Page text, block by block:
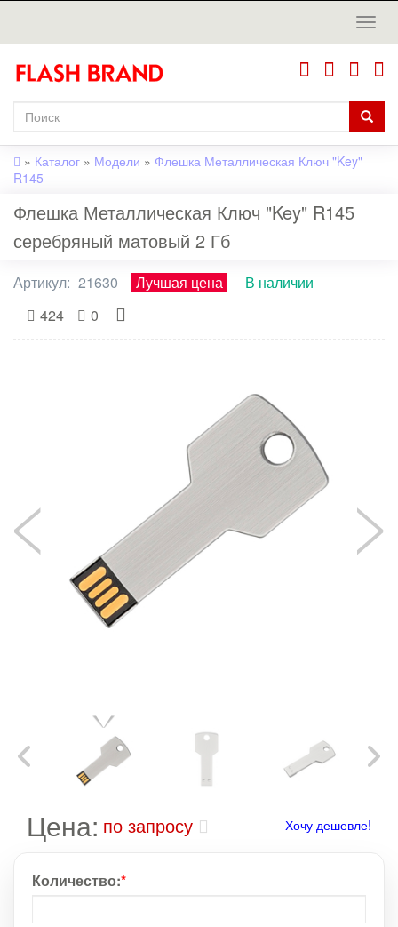
» Каталог » Модели » Флешка Металлическая Ключ "Key"
R145
Флешка Металлическая Ключ "Key" R145
серебряный матовый 2 Гб
Артикул: 21630 Лучшая цена
В наличии
424
0
Цена: по запросу Хочу дешевле!
Количество:*